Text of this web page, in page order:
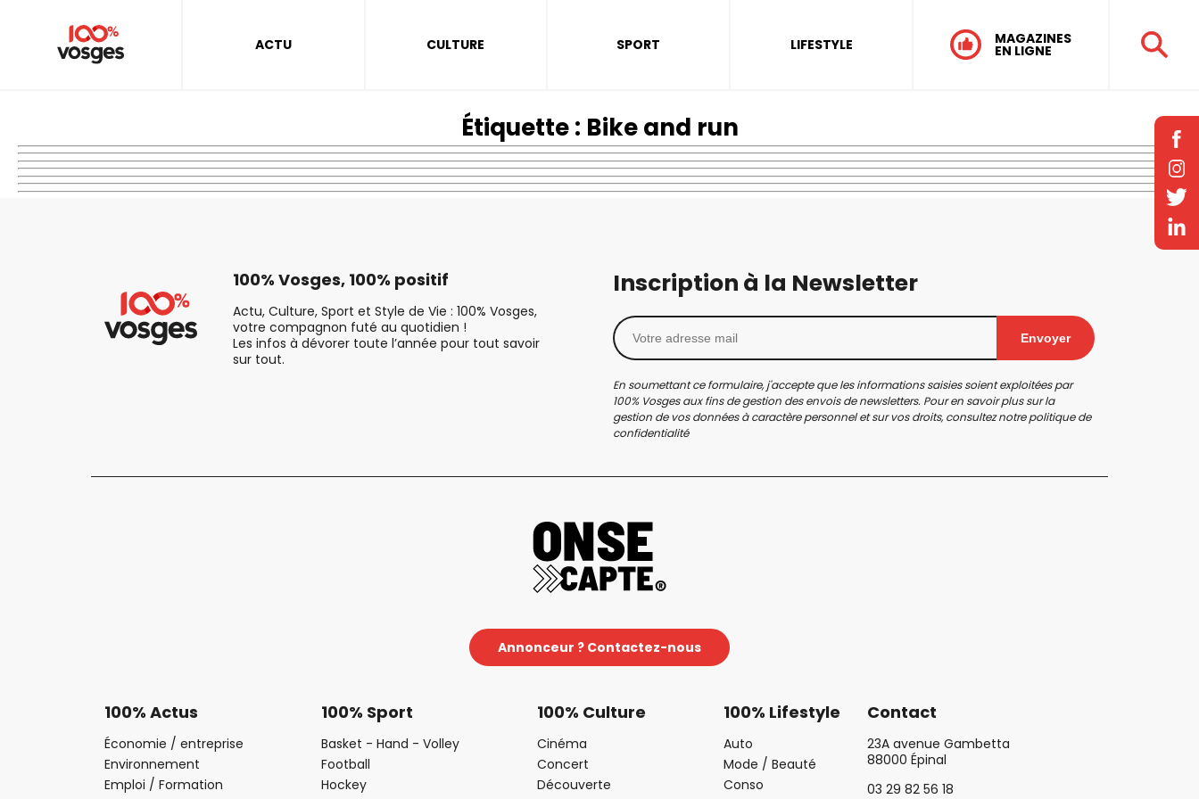
ACTU CULTURE SPORT LIFESTYLE MAGAZINES
EN LIGNE
Étiquette : Bike and run
100% Vosges, 100% positif
Actu, Culture, Sport et Style de Vie : 100% Vosges,
votre compagnon futé au quotidien !
Les infos à dévorer toute l’année pour tout savoir
sur tout.
Inscription à la Newsletter
Envoyer
En soumettant ce formulaire, j'accepte que les informations saisies soient exploitées par
100% Vosges aux fins de gestion des envois de newsletters. Pour en savoir plus sur la
gestion de vos données à caractère personnel et sur vos droits, consultez notrepolitique de
confidentialité
Annonceur ? Contactez-nous
100% Actus
Économie / entreprise
Environnement
Emploi / Formation
100% Sport
Basket - Hand - Volley
Football
Hockey
100% Culture
Cinéma
Concert
Découverte
100% Lifestyle
Auto
Mode / Beauté
Conso
Contact
23A avenue Gambetta
88000 Épinal
03 29 82 56 18